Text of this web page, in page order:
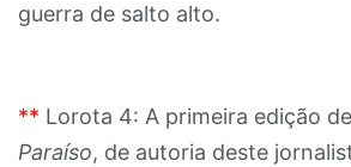
guerra de salto alto.
** Lorota 4: A primeira edição de
Paraíso, de autoria deste